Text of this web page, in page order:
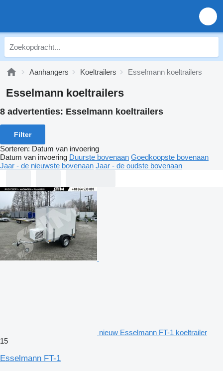
Aanhangers Koeltrailers Esselmann koeltrailers
Esselmann koeltrailers
8 advertenties: Esselmann koeltrailers
Filter
Sorteren: Datum van invoering
Datum van invoering Duurste bovenaan Goedkoopste bovenaan
Jaar - de nieuwste bovenaan Jaar - de oudste bovenaan
nieuw Esselmann FT-1 koeltrailer
15
Esselmann FT-1